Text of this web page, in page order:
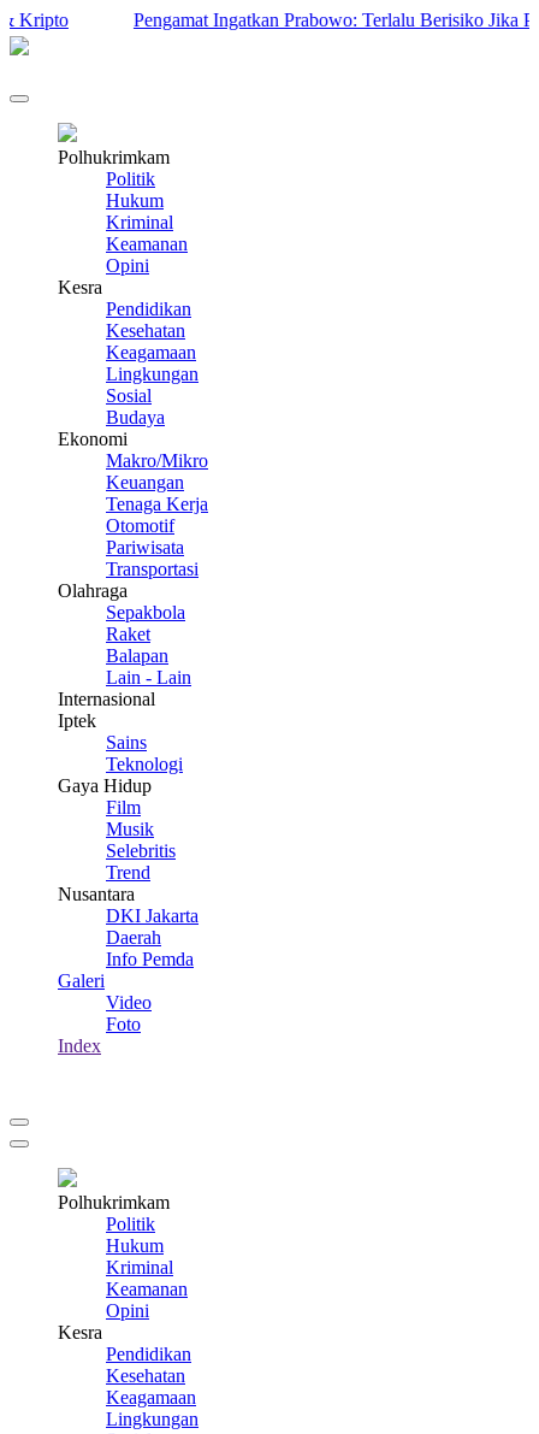
Pengamat Ingatkan Prabowo: Terlalu Berisiko Jika
Polhukrimkam
Politik
Hukum
Kriminal
Keamanan
Opini
Kesra
Pendidikan
Kesehatan
Keagamaan
Lingkungan
Sosial
Budaya
Ekonomi
Makro/Mikro
Keuangan
Tenaga Kerja
Otomotif
Pariwisata
Transportasi
Olahraga
Sepakbola
Raket
Balapan
Lain - Lain
Internasional
Iptek
Sains
Teknologi
Gaya Hidup
Film
Musik
Selebritis
Trend
Nusantara
DKI Jakarta
Daerah
Info Pemda
Galeri
Video
Foto
Index
Polhukrimkam
Politik
Hukum
Kriminal
Keamanan
Opini
Kesra
Pendidikan
Kesehatan
Keagamaan
Lingkungan